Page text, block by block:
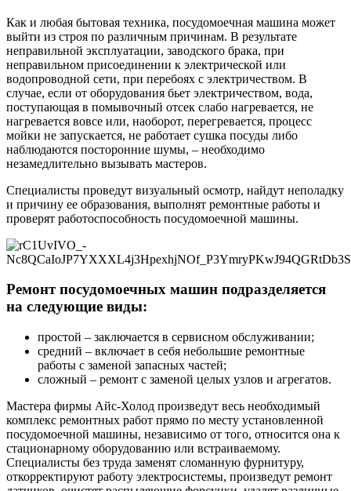
Как и любая бытовая техника, посудомоечная машина может
выйти из строя по различным причинам. В результате
неправильной эксплуатации, заводского брака, при
неправильном присоединении к электрической или
водопроводной сети, при перебоях с электричеством. В
случае, если от оборудования бьет электричеством, вода,
поступающая в помывочный отсек слабо нагревается, не
нагревается вовсе или, наоборот, перегревается, процесс
мойки не запускается, не работает сушка посуды либо
наблюдаются посторонние шумы, – необходимо
незамедлительно вызывать мастеров.
Специалисты проведут визуальный осмотр, найдут неполадку
и причину ее образования, выполнят ремонтные работы и
проверят работоспособность посудомоечной машины.
Ремонт посудомоечных машин подразделяется
на следующие виды:
простой – заключается в сервисном обслуживании;
средний – включает в себя небольшие ремонтные
работы с заменой запасных частей;
сложный – ремонт с заменой целых узлов и агрегатов.
Мастера фирмы Айс-Холод произведут весь необходимый
комплекс ремонтных работ прямо по месту установленной
посудомоечной машины, независимо от того, относится она к
стационарному оборудованию или встраиваемому.
Специалисты без труда заменят сломанную фурнитуру,
откорректируют работу электросистемы, произведут ремонт